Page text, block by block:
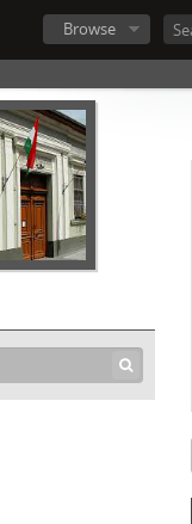
Browse